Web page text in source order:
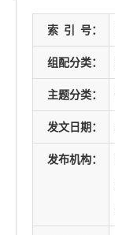
索 引 号：
组配分类：
主题分类：
发文日期：
发布机构：